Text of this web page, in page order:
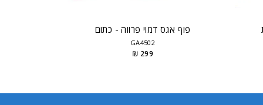
פוף אגס דמוי פרווה - כתום
GA4502
299 ₪